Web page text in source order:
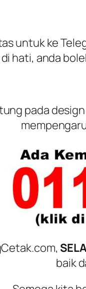
untuk ke
hati, anda
pada design
baik